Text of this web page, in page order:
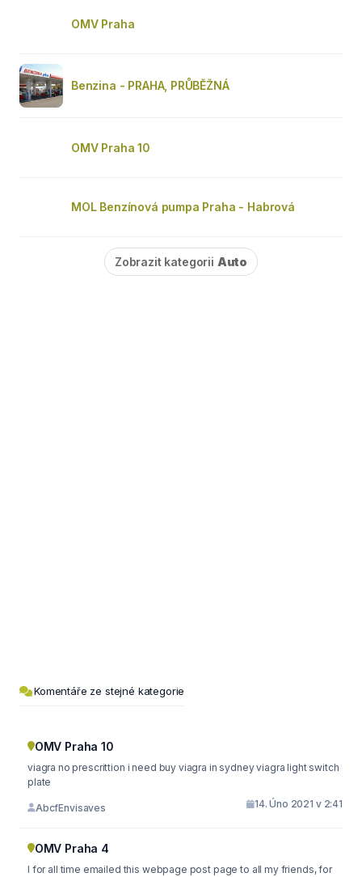
OMV Praha
Benzina - PRAHA, PRŮBĚŽNÁ
OMV Praha 10
MOL Benzínová pumpa Praha - Habrová
Zobrazit kategorii Auto
Komentáře ze stejné kategorie
OMV Praha 10
viagra no prescrittion i need buy viagra in sydney viagra light switch
plate
AbcfEnvisaves 14. Úno 2021 v 2:41
OMV Praha 4
I for all time emailed this webpage post page to all my friends, for